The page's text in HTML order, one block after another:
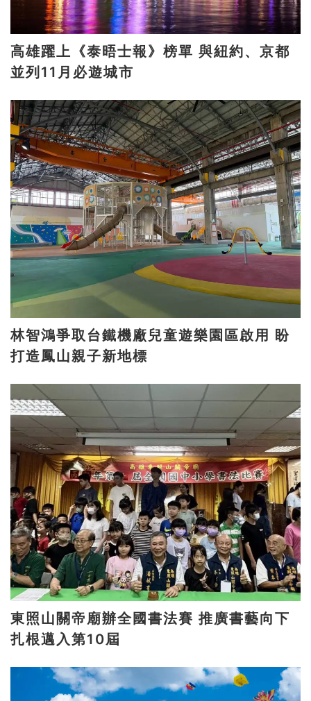
高雄躍上《泰晤士報》榜單 與紐約、京都
並列11月必遊城市
林智鴻爭取台鐵機廠兒童遊樂園區啟用 盼
打造鳳山親子新地標
東照山關帝廟辦全國書法賽 推廣書藝向下
扎根邁入第10屆